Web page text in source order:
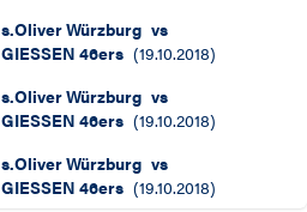
s.Oliver Würzburg vs
GIESSEN 46ers (19.10.2018)
s.Oliver Würzburg vs
GIESSEN 46ers (19.10.2018)
s.Oliver Würzburg vs
GIESSEN 46ers (19.10.2018)